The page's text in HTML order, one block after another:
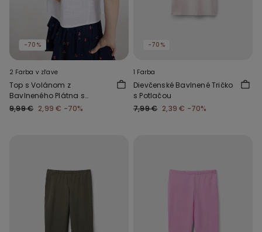
-70%
2 Farba v zľave
Top s Volánom z
Bavlneného Plátna s
Ľanovým Efektom
9,99 € 2,99 € -70%
-70%
1 Farba
Dievčenské Bavlnené Tričko
s Potlačou
7,99 € 2,39 € -70%